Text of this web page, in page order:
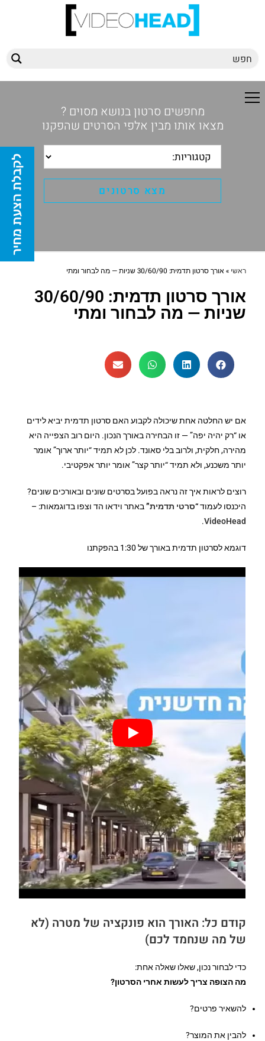
מחפשים סרטון בנושא מסוים ?
מצאו אותו מבין אלפי הסרטים שהפקנו
ראשי »אורך סרטון תדמית: 30/60/90 שניות — מה לבחור ומתי
אורך סרטון תדמית: 30/60/90
שניות — מה לבחור ומתי
אם יש החלטה אחת שיכולה לקבוע האם סרטון תדמית יביא לידים
או “רק יהיה יפה” — זו הבחירה באורך הנכון. היום רוב הצפייה היא
מהירה, חלקית, ולרוב בלי סאונד. לכן לא תמיד “יותר ארוך” אומר
יותר משכנע, ולא תמיד “יותר קצר” אומר יותר אפקטיבי.
רוצים לראות איך זה נראה בפועל בסרטים שונים ובאורכים שונים?
היכנסו לעמוד“סרטי תדמית”באתר וידאו הד וצפו בדוגמאות: –
VideoHead
.
דוגמא לסרטון תדמית באורך של 1:30 בהפקתנו
קודם כל: האורך הוא פונקציה של מטרה (לא
של מה שנחמד לכם)
כדי לבחור נכון, שאלו שאלה אחת:
מה הצופה צריך לעשות אחרי הסרטון?
להשאיר פרטים?
להבין את המוצר?